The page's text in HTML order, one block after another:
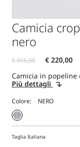
Camicia
nero
Camicia in
Più dettagli
Colore:
Taglia Italiana